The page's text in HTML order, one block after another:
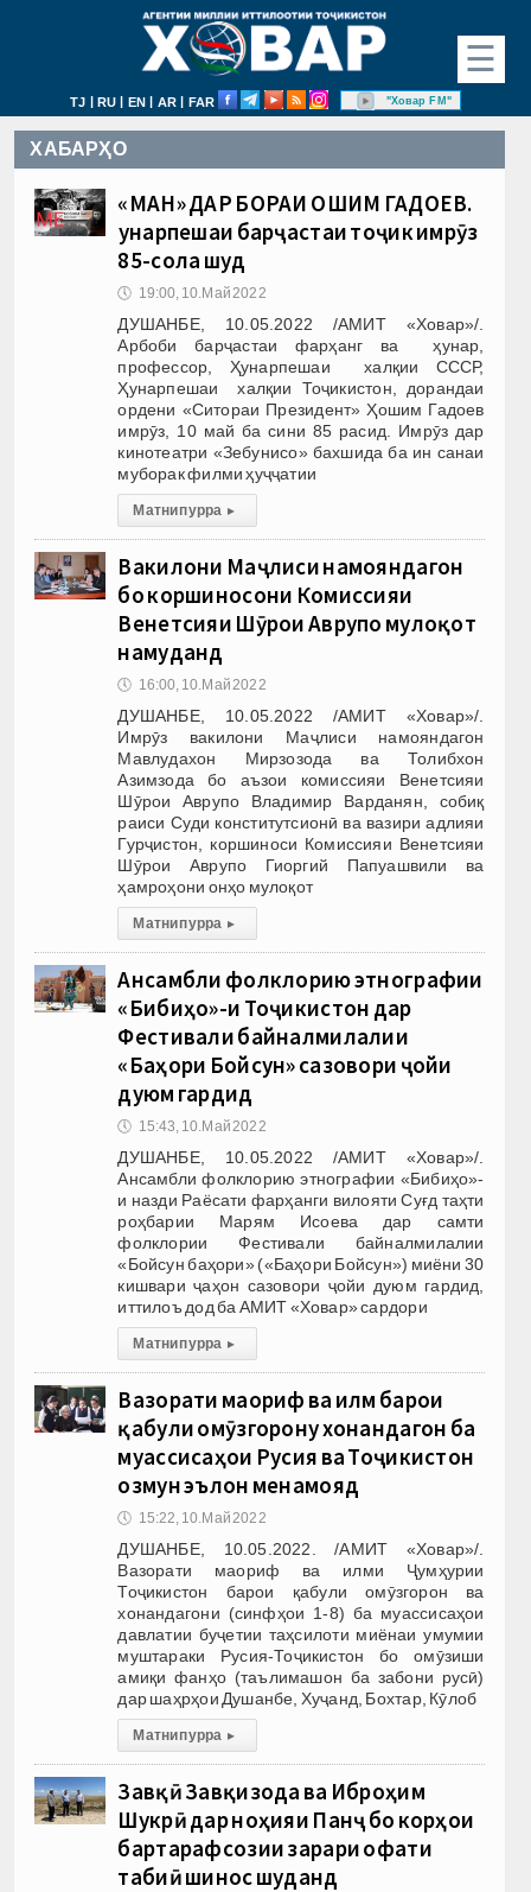
☰
TJ | RU | EN | AR | FAR "Ховар FM"
ХАБАРҲО
«МАН» ДАР БОРАИ ҲОШИМ ГАДОЕВ.
Ҳунарпешаи барҷастаи тоҷик имрӯз
85-сола шуд
🕔 19:00, 10.Май 2022
ДУШАНБЕ, 10.05.2022 /АМИТ «Ховар»/.
Арбоби барҷастаи фарҳанг ва ҳунар,
профессор, Ҳунарпешаи халқии СССР,
Ҳунарпешаи халқии Тоҷикистон, дорандаи
ордени «Ситораи Президент» Ҳошим Гадоев
имрӯз, 10 май ба сини 85 расид. Имрӯз дар
кинотеатри «Зебунисо» бахшида ба ин санаи
муборак филми ҳуҷҷатии
Матни пурра ▸
Вакилони Маҷлиси намояндагон
бо коршиносони Комиссияи
Венетсияи Шӯрои Аврупо мулоқот
намуданд
🕔 16:00, 10.Май 2022
ДУШАНБЕ, 10.05.2022 /АМИТ «Ховар»/.
Имрӯз вакилони Маҷлиси намояндагон
Мавлудахон Мирзозода ва Толибхон
Азимзода бо аъзои комиссияи Венетсияи
Шӯрои Аврупо Владимир Варданян, собиқ
раиси Суди конститутсионӣ ва вазири адлияи
Гурҷистон, коршиноси Комиссияи Венетсияи
Шӯрои Аврупо Гиоргий Папуашвили ва
ҳамроҳони онҳо мулоқот
Матни пурра ▸
Ансамбли фолклорию этнографии
«Бибиҳо»-и Тоҷикистон дар
Фестивали байналмилалии
«Баҳори Бойсун» сазовори ҷойи
дуюм гардид
🕔 15:43, 10.Май 2022
ДУШАНБЕ, 10.05.2022 /АМИТ «Ховар»/.
Ансамбли фолклорию этнографии «Бибиҳо»-
и назди Раёсати фарҳанги вилояти Суғд таҳти
роҳбарии Марям Исоева дар самти
фолклории Фестивали байналмилалии
«Бойсун баҳори» («Баҳори Бойсун») миёни 30
кишвари ҷаҳон сазовори ҷойи дуюм гардид,
иттилоъ дод ба АМИТ «Ховар» сардори
Матни пурра ▸
Вазорати маориф ва илм барои
қабули омӯзгорону хонандагон ба
муассисаҳои Русия ва Тоҷикистон
озмун эълон менамояд
🕔 15:22, 10.Май 2022
ДУШАНБЕ, 10.05.2022. /АМИТ «Ховар»/.
Вазорати маориф ва илми Ҷумҳурии
Тоҷикистон барои қабули омӯзгорон ва
хонандагони (синфҳои 1-8) ба муассисаҳои
давлатии буҷетии таҳсилоти миёнаи умумии
муштараки Русия-Тоҷикистон бо омӯзиши
амиқи фанҳо (таълимашон ба забони русӣ)
дар шаҳрҳои Душанбе, Хуҷанд, Бохтар, Кӯлоб
Матни пурра ▸
Завқӣ Завқизода ва Иброҳим
Шукрӣ дар ноҳияи Панҷ бо корҳои
бартарафсозии зарари офати
табиӣ шинос шуданд